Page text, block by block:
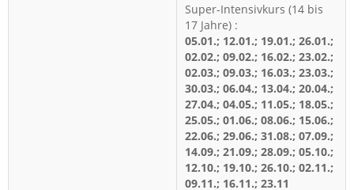
Super-Intensivkurs (14 bis
17 Jahre) :
05.01.; 12.01.; 19.01.; 26.01.;
02.02.; 09.02.; 16.02.; 23.02.;
02.03.; 09.03.; 16.03.; 23.03.;
30.03.; 06.04.; 13.04.; 20.04.;
27.04.; 04.05.; 11.05.; 18.05.;
25.05.; 01.06.; 08.06.; 15.06.;
22.06.; 29.06.; 31.08.; 07.09.;
14.09.; 21.09.; 28.09.; 05.10.;
12.10.; 19.10.; 26.10.; 02.11.;
09.11.; 16.11.; 23.11